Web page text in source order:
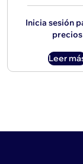
Inicia sesión
precios
Leer